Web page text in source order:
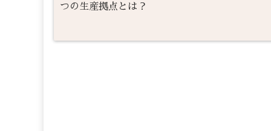
つの生産拠点とは？